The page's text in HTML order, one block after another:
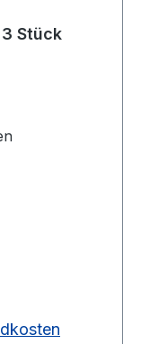
Stück